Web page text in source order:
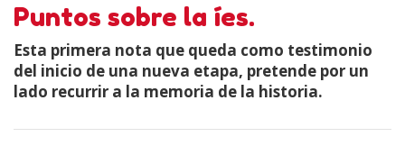
Puntos sobre la íes.
Esta primera nota que queda como testimonio
del inicio de una nueva etapa, pretende por un
lado recurrir a la memoria de la historia.